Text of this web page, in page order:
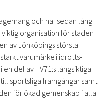
och har sedan lång
organisation för staden
av Jönköpings största
varumärke i idrotts-
del av HV71:s långsiktiga
sportsliga framgångar samt
för ökad gemenskap i alla